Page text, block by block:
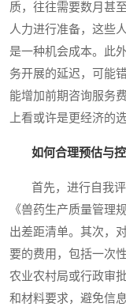
质，往往需要数月甚
人力进行准备，这些
是一种机会成本。此
务开展的延迟，可能
能增加前期咨询服务
上看或许是更经济的选
如何合理预估与
首先，进行自我评
《兽药生产质量管理
出差距清单。其次，
要的费用，包括一次
农业农村局或行政审
和材料要求，避免信